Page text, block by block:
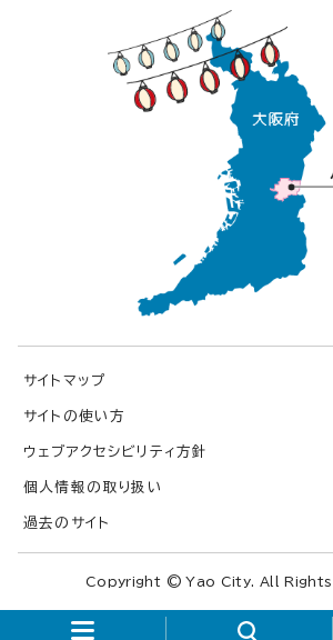
サイトマップ
サイトの使い方
ウェブアクセシビリティ方針
個人情報の取り扱い
過去のサイト
Copyright © Yao City. All Rights